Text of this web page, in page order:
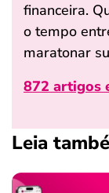
financeira.
o tempo
maratonar
872 artigos
Leia